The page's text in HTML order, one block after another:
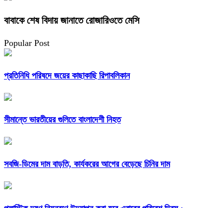
বাবাকে শেষ বিদায় জানাতে রোজারিওতে মেসি
Popular Post
প্রতিনিধি পরিষদে জয়ের কাছাকাছি রিপাবলিকান
সীমান্তে ভারতীয়ের গুলিতে বাংলাদেশী নিহত
সবজি-ডিমের দাম বাড়তি, কার্যকরের আগের বেড়েছে চিনির দাম